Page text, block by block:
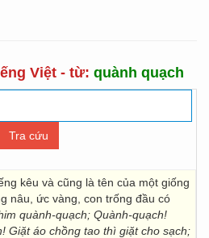
Việt - từ: quành quạch
kêu và cũng là tên của một giống
nâu, ức vàng, con trống đầu có
quành-quạch; Quành-quạch!
Giặt áo chồng tao thì giặt cho sạch;